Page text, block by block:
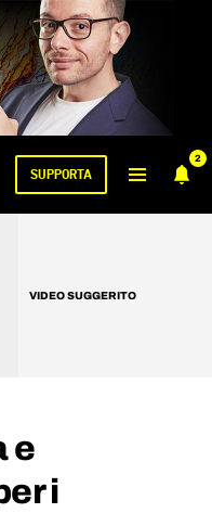
2
SUPPORTA
VIDEO SUGGERITO
e
i